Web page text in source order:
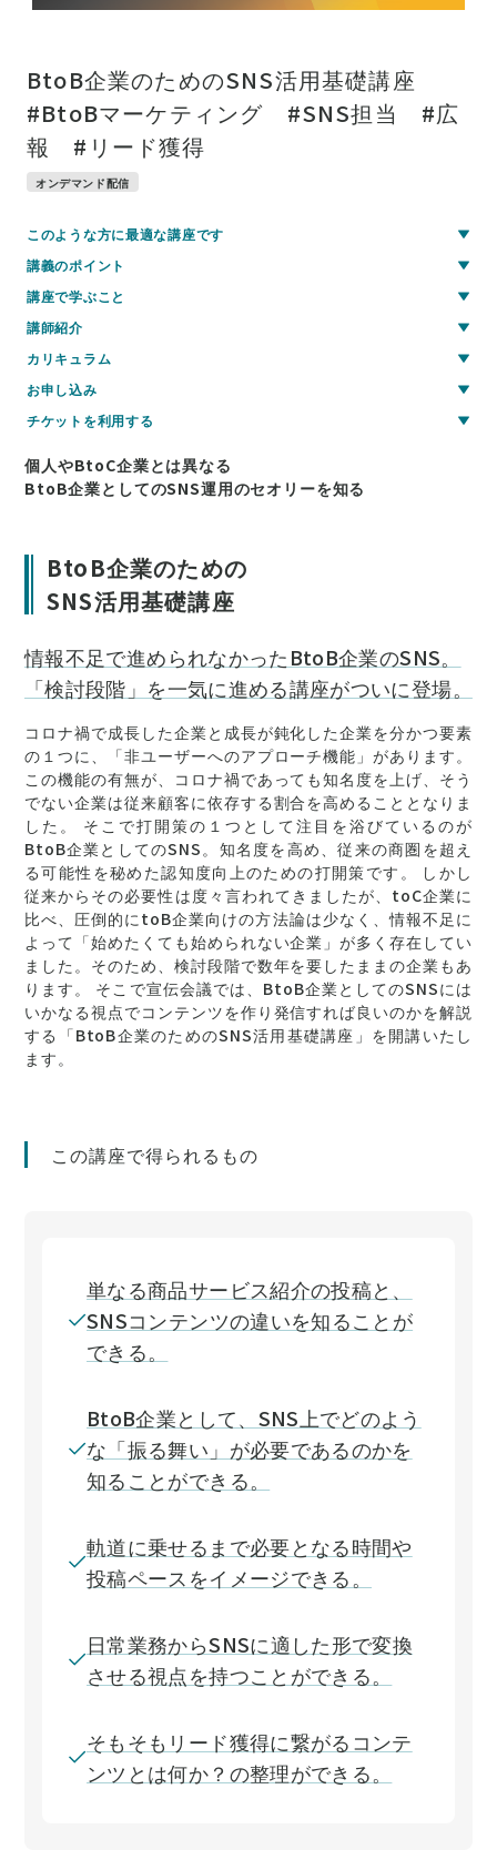
個人やBtoC企業とは異なる
BtoB企業としてのSNS運用のセオリーを知る
BtoB企業のための
SNS活用基礎講座
情報不足で進められなかったBtoB企業のSNS。
「検討段階」を一気に進める講座がついに登場。
コロナ禍で成長した企業と成長が鈍化した企業を分かつ要素
の１つに、「非ユーザーへのアプローチ機能」があります。
この機能の有無が、コロナ禍であっても知名度を上げ、そう
でない企業は従来顧客に依存する割合を高めることとなりま
した。 そこで打開策の１つとして注目を浴びているのが
BtoB企業としてのSNS。知名度を高め、従来の商圏を超え
る可能性を秘めた認知度向上のための打開策です。 しかし
従来からその必要性は度々言われてきましたが、toC企業に
比べ、圧倒的にtoB企業向けの方法論は少なく、情報不足に
よって「始めたくても始められない企業」が多く存在してい
ました。そのため、検討段階で数年を要したままの企業もあ
ります。 そこで宣伝会議では、BtoB企業としてのSNSには
いかなる視点でコンテンツを作り発信すれば良いのかを解説
する「BtoB企業のためのSNS活用基礎講座」を開講いたし
ます。
この講座で得られるもの
単なる商品サービス紹介の投稿と、
SNSコンテンツの違いを知ることが
できる。
BtoB企業として、SNS上でどのよう
な「振る舞い」が必要であるのかを
知ることができる。
軌道に乗せるまで必要となる時間や
投稿ペースをイメージできる。
日常業務からSNSに適した形で変換
させる視点を持つことができる。
そもそもリード獲得に繋がるコンテ
ンツとは何か？の整理ができる。
BtoB企業のためのSNS活用基礎講座
#BtoBマーケティング #SNS担当 #広
報 #リード獲得
オンデマンド配信
このような方に最適な講座です
講義のポイント
講座で学ぶこと
講師紹介
カリキュラム
お申し込み
チケットを利用する